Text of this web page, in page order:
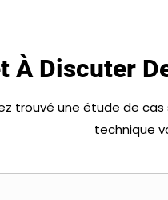
À Discuter
trouvé une étude de
technique